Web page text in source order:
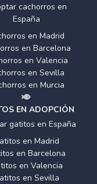
cachorros en
España
en Madrid
en Barcelona
en Valencia
en Sevilla
en Murcia
EN ADOPCIÓN
gatitos en España
en Madrid
en Barcelona
en Valencia
en Sevilla